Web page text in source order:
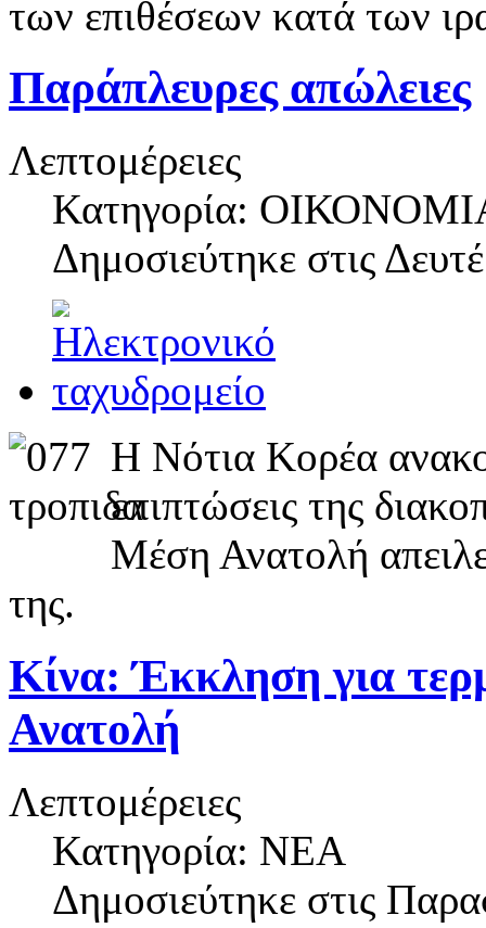
των επιθέσεων κατά των
Παράπλευρες απώλειες
Λεπτομέρειες
Κατηγορία:
Δημοσιεύτηκε στις
Η Νότια Κορέα
επιπτώσεις της
Μέση Ανατολή
της.
Κίνα: Έκκληση για
Ανατολή
Λεπτομέρειες
Κατηγορία: ΝΕΑ
Δημοσιεύτηκε στις